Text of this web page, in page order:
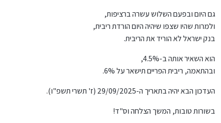
גם היום ובפעם השלוש עשרה ברציפות,
ולמרות שהיו שצפו שיהיה היום הורדת ריבית,
בנק ישראל לא הוריד את הריבית.
הוא השאיר אותה ב-4.5%,
ובהתאמה, ריבית הפריים תישאר על 6%.
העדכון הבא יהיה בתאריך ה-29/09/2025 (ז' תשרי תשפ"ו).
בשורות טובות, המשך הצלחה וס"ד!